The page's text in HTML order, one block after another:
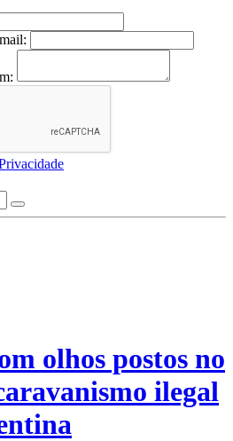
olhos postos no
ilegal